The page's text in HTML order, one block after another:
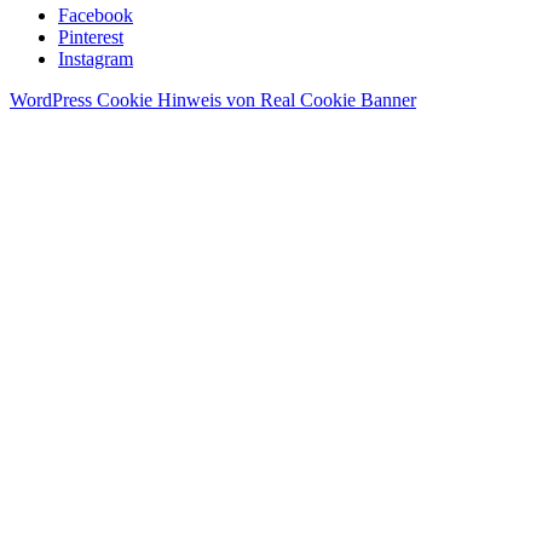
Facebook
Pinterest
Instagram
WordPress Cookie Hinweis von Real Cookie Banner